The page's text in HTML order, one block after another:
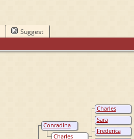
Suggest
Charles
David van
Ossenbruch
Ritter
Sara
Wilhelmina
Henriette
Frederica
Conradina
Philippina
Charles